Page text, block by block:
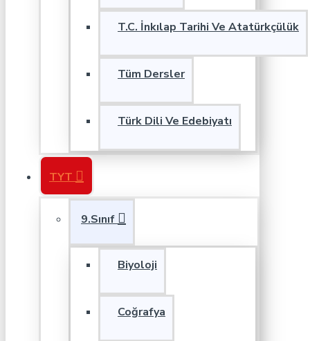
T.C. İnkılap Tarihi Ve Atatürkçülük
Tüm Dersler
Türk Dili Ve Edebiyatı
TYT
9.Sınıf
Biyoloji
Coğrafya